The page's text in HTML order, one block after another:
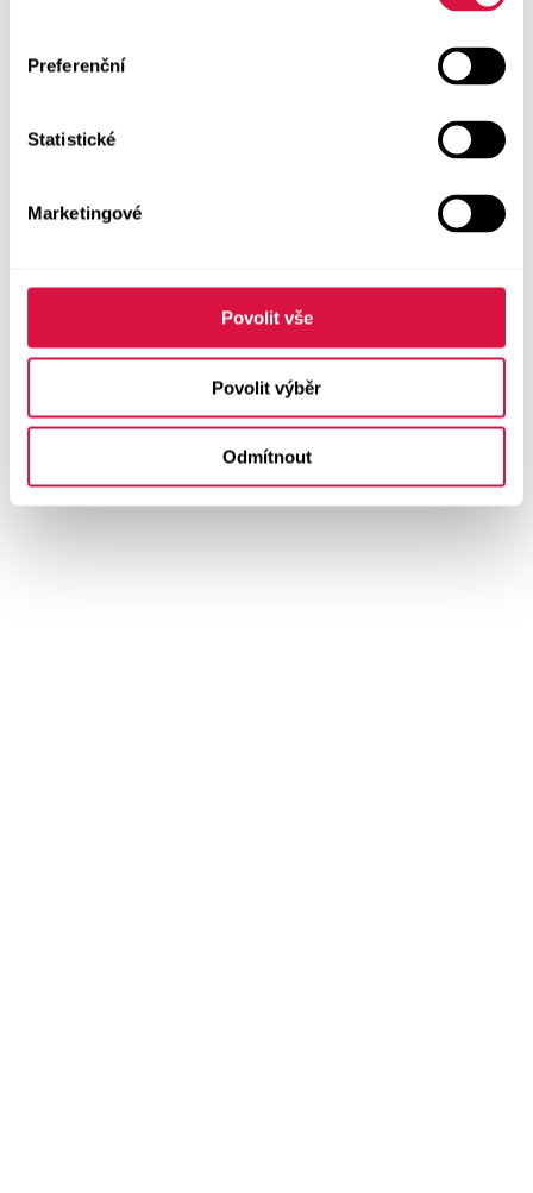
Preferenční
Statistické
Marketingové
Povolit vše
Povolit výběr
Odmítnout